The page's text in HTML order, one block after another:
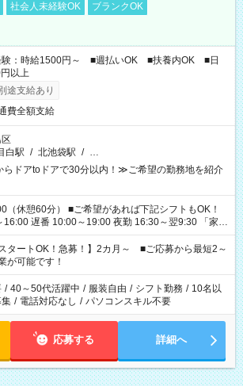
社会人未経験OK
ブランクOK
験：時給1500円～ ■週払いOK ■扶養内OK ■日
以上
途支給あり
費全額支給
白駅 / 北池袋駅 / …
ドアtoドアで30分以内！≫ご希望の勤務地を紹介
希望があれば下記シフトもOK！
遅番 10:00～19:00 夜勤 16:30～翌9:30 「家族
せたい」 「余裕を持って夕飯の準備がしたい」
残業はしたくない」 など、ご希望を教えてください
のお仕事の勤務時間。 合計で週40時間を超える場
ません。
スタートOK！急募！】2カ月～ ■ご応募から最短2～
が可能です！
/ 40～50代活躍中 / 服装自由 / シフト勤務 / 10名以
/ 電話対応なし / パソコンスキル不要
応募する 詳細へ